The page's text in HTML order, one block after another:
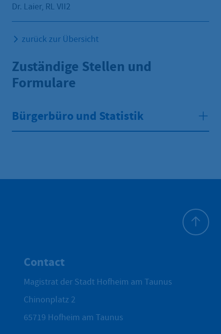
Dr. Laier, RL VII2
zurück zur Übersicht
Zuständige Stellen und
Formulare
Bürgerbüro und Statistik
Contact
Magistrat der Stadt Hofheim am Taunus
Chinonplatz 2
65719 Hofheim am Taunus